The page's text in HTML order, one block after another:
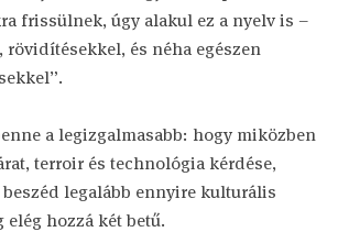
frissülnek, úgy alakul ez a nyelv is –
és néha egészen
a legizgalmasabb: hogy miközben
terroir és technológia kérdése,
legalább ennyire kulturális
elég hozzá két betű.